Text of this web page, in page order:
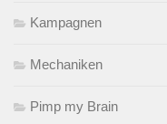
Kampagnen
Mechaniken
Pimp my Brain